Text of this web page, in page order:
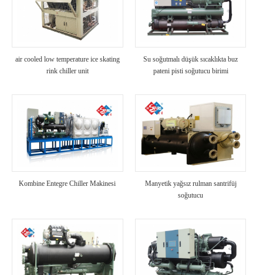
air cooled low temperature ice skating
rink chiller unit
Su soğutmalı düşük sıcaklıkta buz
pateni pisti soğutucu birimi
Kombine Entegre Chiller Makinesi
Manyetik yağsız rulman santrifüj
soğutucu